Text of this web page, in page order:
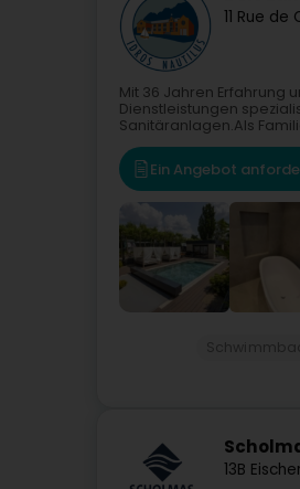
11 Rue de
Mit 36 Jahren Erfahrung
Dienstleistungen
Sanitäranlagen.Als
Ein Angebot
13B